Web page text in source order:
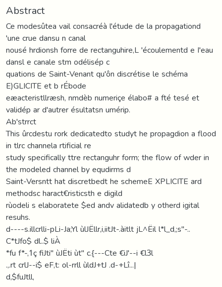
Abstract
Ce modesûtea vail consacréà l'étude de la propagationd
'une crue dansu n canal
nousé hrdionsh forre de rectanguhire,L 'écoulementd e I'eau
dansl e canale stm odélisép c
quations de Saint-Venant qu'ôn discrétise le schéma
E)GLICITE et b rÉbode
eæacteristllræsh, nmdèb numeriçe élabo# a fté tesé et
validép ar d'autrer ésultatsn umérip.
Ab'strrct
This ûrcdestu rork dedicatedto studyt he propagdion a flood
in tlrc channela rtificial re
study specifically ttre rectanguhr form; the flow of wder in
the modeled channel by equdirms d
Saint-Versntt hat discretbedt he schemeE XPLICITE ard
methodsc haract€risticsth e digild
rùodeli s elaboratete $ed andv alidatedb y otherd igital
resuhs.
d----s.illcrlli-pLi-Ja;Yl ùlJËllr,i,iitJt-.àitlt jL^Ëil l*l_d,;s"-..
C*tJfo$ dl..$ liÀ
*fu f*-,1ç fiJti" ùJËti ùt" c.{---Cte €iJ'--i €l3l
.,.rt crlJ--i$ eF,t: ol-rrll ùldJ+tJ .d-+Lî...|
d,$fuJtll,